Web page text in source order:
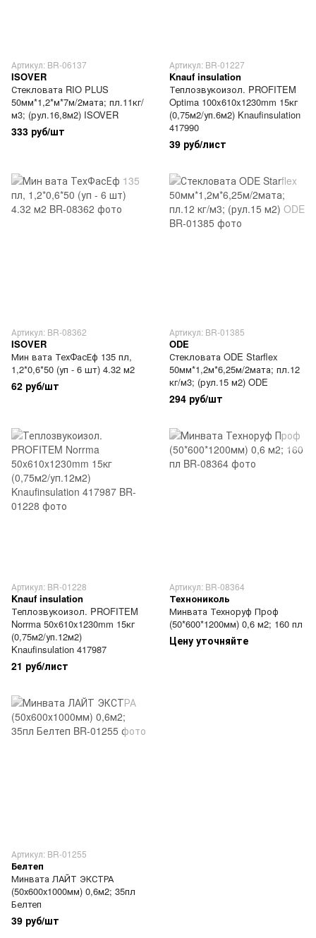
Артикул: BR-06137
ISOVER
Стекловата RIO PLUS
50мм*1,2*м*7м/2мата; пл.11кг/
м3; (рул.16,8м2) ISOVER
333 руб/шт
Артикул: BR-01227
Knauf insulation
Теплозвукоизол. PROFITEM
Optima 100x610x1230mm 15кг
(0,75м2/уп.6м2) Knaufinsulation
417990
39 руб/лист
Артикул: BR-08362
ISOVER
Мин вата ТехФасЕф 135 пл,
1,2*0,6*50 (уп - 6 шт) 4.32 м2
62 руб/шт
Артикул: BR-01385
ODE
Стекловата ODE Starflex
50мм*1,2м*6,25м/2мата; пл.12
кг/м3; (рул.15 м2) ODE
294 руб/шт
Артикул: BR-01228
Knauf insulation
Теплозвукоизол. PROFITEM
Norrma 50x610x1230mm 15кг
(0,75м2/уп.12м2)
Knaufinsulation 417987
21 руб/лист
Артикул: BR-08364
Технониколь
Минвата Техноруф Проф
(50*600*1200мм) 0,6 м2; 160 пл
Цену уточняйте
Артикул: BR-01255
Белтеп
Минвата ЛАЙТ ЭКСТРА
(50х600х1000мм) 0,6м2; 35пл
Белтеп
39 руб/шт